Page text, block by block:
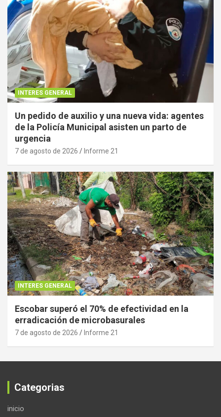
INTERES GENERAL
Un pedido de auxilio y una nueva vida: agentes
de la Policía Municipal asisten un parto de
urgencia
7 de agosto de 2026 Informe 21
INTERES GENERAL
Escobar superó el 70% de efectividad en la
erradicación de microbasurales
7 de agosto de 2026 Informe 21
Categorias
inicio